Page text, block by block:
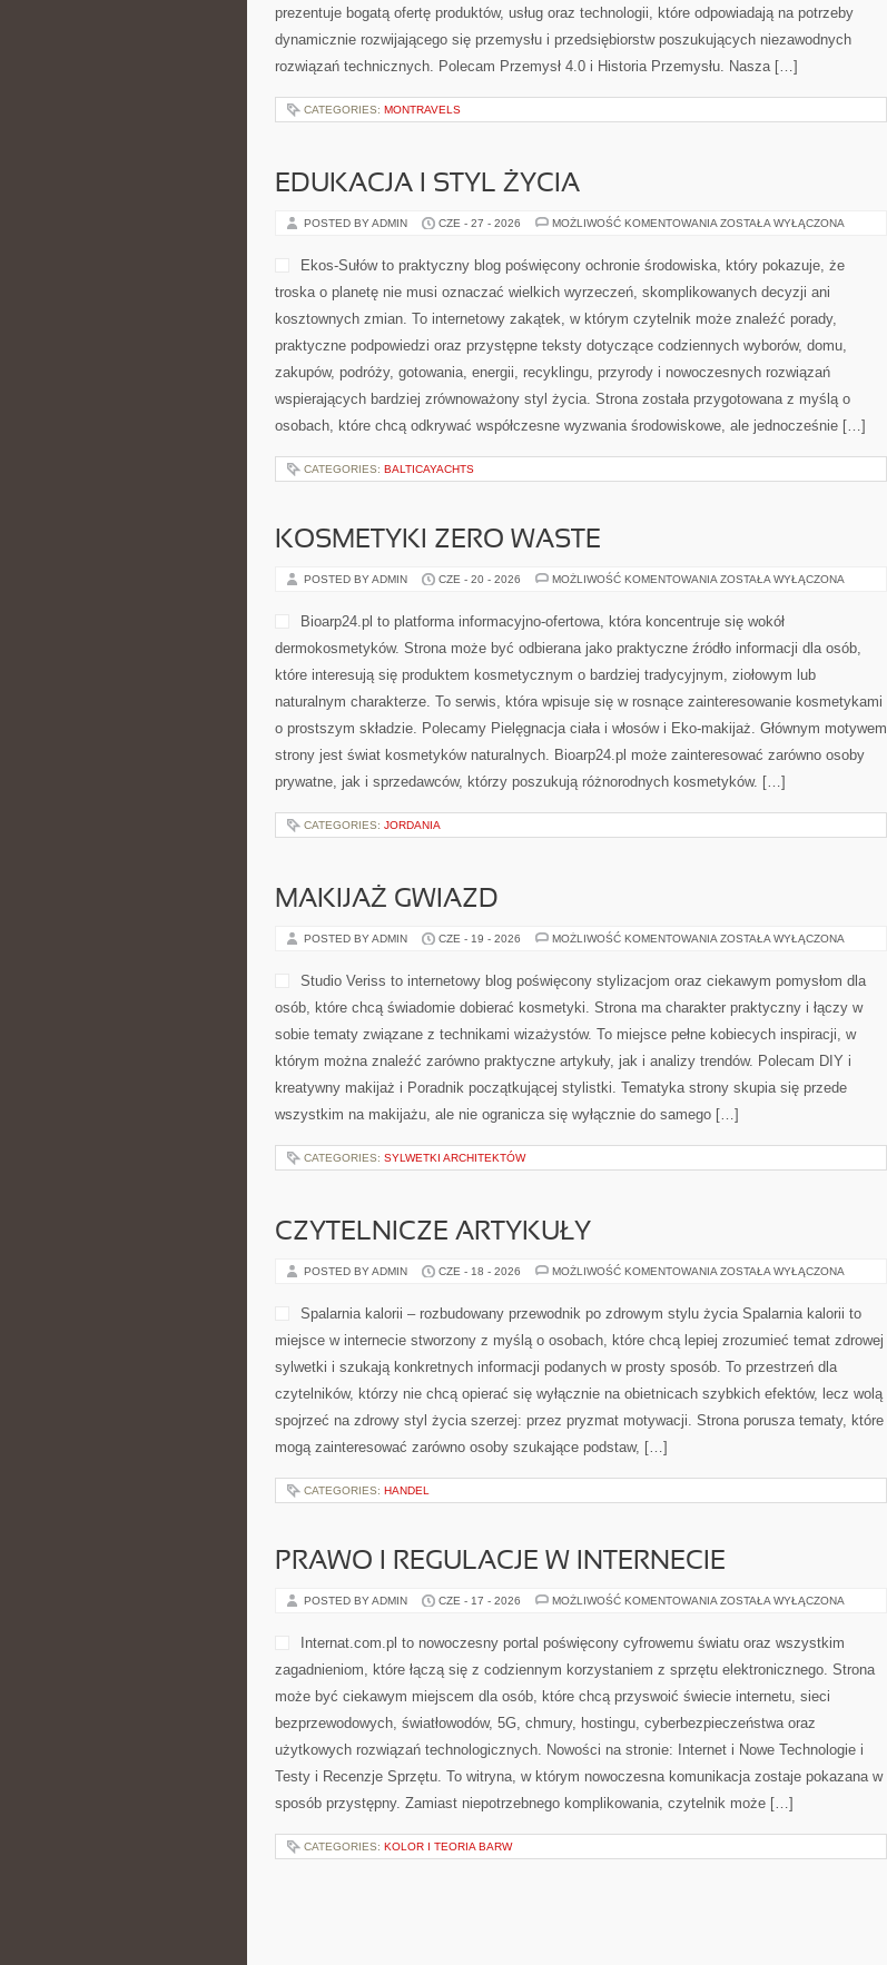
prezentuje bogatą ofertę produktów, usług oraz technologii, które odpowiadają na potrzeby
dynamicznie rozwijającego się przemysłu i przedsiębiorstw poszukujących niezawodnych
rozwiązań technicznych. Polecam Przemysł 4.0 i Historia Przemysłu. Nasza […]
CATEGORIES: MONTRAVELS
EDUKACJA I STYL ŻYCIA
POSTED BY ADMIN CZE - 27 - 2026 MOŻLIWOŚĆ KOMENTOWANIA EDUKACJA
ŻYCIA
ZOSTAŁA WYŁĄCZONA
Ekos-Sułów to praktyczny blog poświęcony ochronie środowiska, który pokazuje, że
troska o planetę nie musi oznaczać wielkich wyrzeczeń, skomplikowanych decyzji ani
kosztownych zmian. To internetowy zakątek, w którym czytelnik może znaleźć porady,
praktyczne podpowiedzi oraz przystępne teksty dotyczące codziennych wyborów, domu,
zakupów, podróży, gotowania, energii, recyklingu, przyrody i nowoczesnych rozwiązań
wspierających bardziej zrównoważony styl życia. Strona została przygotowana z myślą o
osobach, które chcą odkrywać współczesne wyzwania środowiskowe, ale jednocześnie […]
CATEGORIES: BALTICAYACHTS
KOSMETYKI ZERO WASTE
POSTED BY ADMIN CZE - 20 - 2026 MOŻLIWOŚĆ KOMENTOWANIA KOSMETYKI
ZOSTAŁA WYŁĄCZONA
Bioarp24.pl to platforma informacyjno-ofertowa, która koncentruje się wokół
dermokosmetyków. Strona może być odbierana jako praktyczne źródło informacji dla osób,
które interesują się produktem kosmetycznym o bardziej tradycyjnym, ziołowym lub
naturalnym charakterze. To serwis, która wpisuje się w rosnące zainteresowanie kosmetykami
o prostszym składzie. Polecamy Pielęgnacja ciała i włosów i Eko-makijaż. Głównym motywem
strony jest świat kosmetyków naturalnych. Bioarp24.pl może zainteresować zarówno osoby
prywatne, jak i sprzedawców, którzy poszukują różnorodnych kosmetyków. […]
CATEGORIES: JORDANIA
MAKIJAŻ GWIAZD
POSTED BY ADMIN CZE - 19 - 2026 MOŻLIWOŚĆ KOMENTOWANIA MAKIJAŻ
ZOSTAŁA WYŁĄCZONA
Studio Veriss to internetowy blog poświęcony stylizacjom oraz ciekawym pomysłom dla
osób, które chcą świadomie dobierać kosmetyki. Strona ma charakter praktyczny i łączy w
sobie tematy związane z technikami wizażystów. To miejsce pełne kobiecych inspiracji, w
którym można znaleźć zarówno praktyczne artykuły, jak i analizy trendów. Polecam DIY i
kreatywny makijaż i Poradnik początkującej stylistki. Tematyka strony skupia się przede
wszystkim na makijażu, ale nie ogranicza się wyłącznie do samego […]
CATEGORIES: SYLWETKI ARCHITEKTÓW
CZYTELNICZE ARTYKUŁY
POSTED BY ADMIN CZE - 18 - 2026 MOŻLIWOŚĆ KOMENTOWANIA CZYTELNICZE
ZOSTAŁA WYŁĄCZONA
Spalarnia kalorii – rozbudowany przewodnik po zdrowym stylu życia Spalarnia kalorii to
miejsce w internecie stworzony z myślą o osobach, które chcą lepiej zrozumieć temat zdrowej
sylwetki i szukają konkretnych informacji podanych w prosty sposób. To przestrzeń dla
czytelników, którzy nie chcą opierać się wyłącznie na obietnicach szybkich efektów, lecz wolą
spojrzeć na zdrowy styl życia szerzej: przez pryzmat motywacji. Strona porusza tematy, które
mogą zainteresować zarówno osoby szukające podstaw, […]
CATEGORIES: HANDEL
PRAWO I REGULACJE W INTERNECIE
POSTED BY ADMIN CZE - 17 - 2026 MOŻLIWOŚĆ KOMENTOWANIA PRAWO
W
INTERNECIE
ZOSTAŁA WYŁĄCZONA
Internat.com.pl to nowoczesny portal poświęcony cyfrowemu światu oraz wszystkim
zagadnieniom, które łączą się z codziennym korzystaniem z sprzętu elektronicznego. Strona
może być ciekawym miejscem dla osób, które chcą przyswoić świecie internetu, sieci
bezprzewodowych, światłowodów, 5G, chmury, hostingu, cyberbezpieczeństwa oraz
użytkowych rozwiązań technologicznych. Nowości na stronie: Internet i Nowe Technologie i
Testy i Recenzje Sprzętu. To witryna, w którym nowoczesna komunikacja zostaje pokazana w
sposób przystępny. Zamiast niepotrzebnego komplikowania, czytelnik może […]
CATEGORIES: KOLOR I TEORIA BARW